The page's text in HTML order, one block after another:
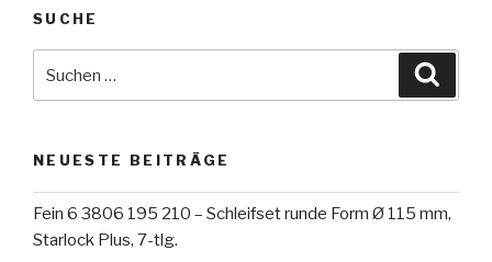
SUCHE
nach:
NEUESTE BEITRÄGE
Fein 6 3806 195 210 – Schleifset runde Form Ø 115 mm,
Starlock Plus, 7-tlg.